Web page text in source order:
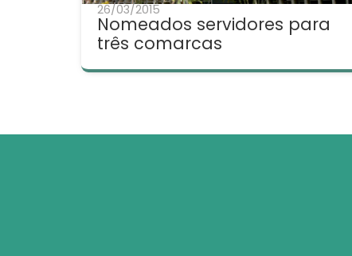
26/03/2015
Nomeados servidores para
três comarcas